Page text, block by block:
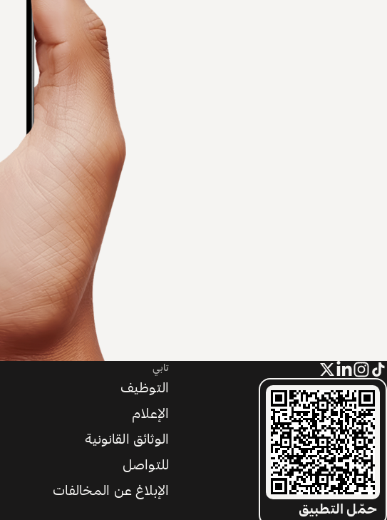
حمّل التطبيق
تابي
التوظيف
الإعلام
الوثائق القانونية
للتواصل
الإبلاغ عن المخالفات